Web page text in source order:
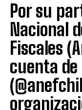
Por su
Nacional
Fiscales
cuenta